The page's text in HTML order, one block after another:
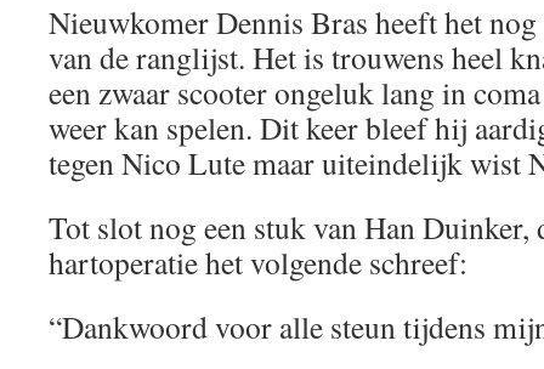
Nieuwkomer Dennis Bras heeft het
van de ranglijst. Het is trouwens heel
een zwaar scooter ongeluk lang in
weer kan spelen. Dit keer bleef hij
tegen Nico Lute maar uiteindelijk wist
Tot slot nog een stuk van Han Duinker,
hartoperatie het volgende schreef:
“Dankwoord voor alle steun tijdens